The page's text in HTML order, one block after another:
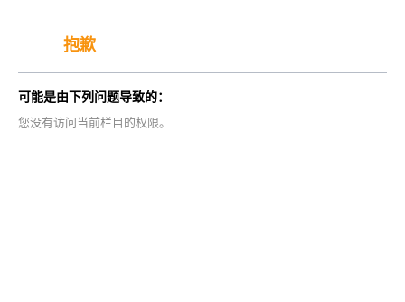
抱歉
可能是由下列问题导致的：
您没有访问当前栏目的权限。